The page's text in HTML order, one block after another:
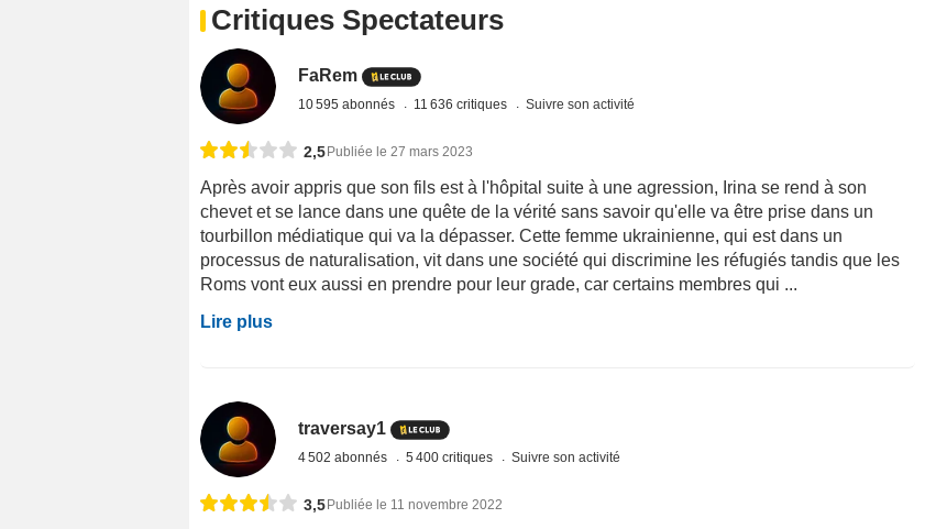
Critiques Spectateurs
FaRem
10 595 abonnés 11 636 critiques Suivre son activité
2,5Publiée le 27 mars 2023
Après avoir appris que son fils est à l'hôpital suite à une agression, Irina se rend à son
chevet et se lance dans une quête de la vérité sans savoir qu'elle va être prise dans un
tourbillon médiatique qui va la dépasser. Cette femme ukrainienne, qui est dans un
processus de naturalisation, vit dans une société qui discrimine les réfugiés tandis que les
Roms vont eux aussi en prendre pour leur grade, car certains membres qui ...
Lire plus
traversay1
4 502 abonnés 5 400 critiques Suivre son activité
3,5Publiée le 11 novembre 2022